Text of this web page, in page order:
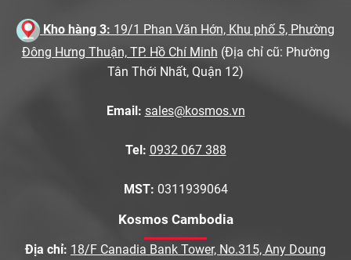
Kho hàng 3: 19/1 Phan Văn Hớn, Khu phố 5, Phường
Đông Hưng Thuận, TP. Hồ Chí Minh (Địa chỉ cũ: Phường
Tân Thới Nhất, Quận 12)
Email: sales@kosmos.vn
Tel: 0932 067 388
MST: 0311939064
Kosmos Cambodia
Địa chỉ: 18/F Canadia Bank Tower, No.315, Any Doung